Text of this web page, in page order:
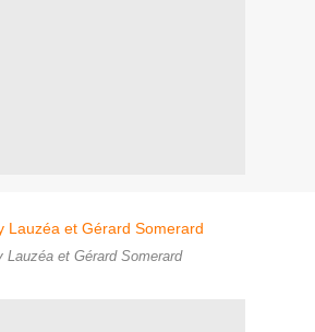
Lauzéa et Gérard Somerard